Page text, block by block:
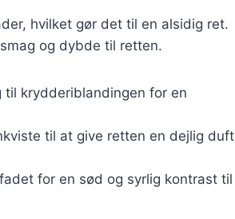
hvilket gør det til en alsidig ret.
og dybde til retten.
krydderiblandingen for en
til at give retten en dejlig duft
for en sød og syrlig kontrast til